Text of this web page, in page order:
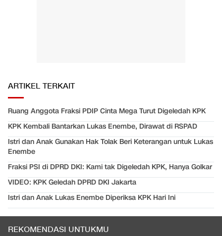
ARTIKEL TERKAIT
Ruang Anggota Fraksi PDIP Cinta Mega Turut Digeledah KPK
KPK Kembali Bantarkan Lukas Enembe, Dirawat di RSPAD
Istri dan Anak Gunakan Hak Tolak Beri Keterangan untuk Lukas
Enembe
Fraksi PSI di DPRD DKI: Kami tak Digeledah KPK, Hanya Golkar
VIDEO: KPK Geledah DPRD DKI Jakarta
Istri dan Anak Lukas Enembe Diperiksa KPK Hari Ini
REKOMENDASI UNTUKMU